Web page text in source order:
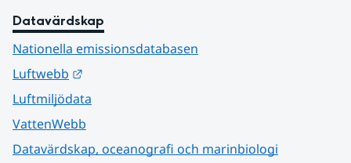
Datavärdskap
Nationella emissionsdatabasen
Luftwebb
Luftmiljödata
VattenWebb
Datavärdskap, oceanografi och marinbiologi